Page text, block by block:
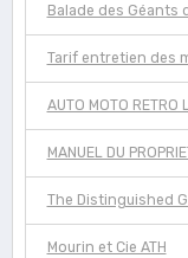
Balade des Géants
Tarif entretien des
AUTO MOTO RETRO
MANUEL DU
The Distinguished
Mourin et Cie ATH